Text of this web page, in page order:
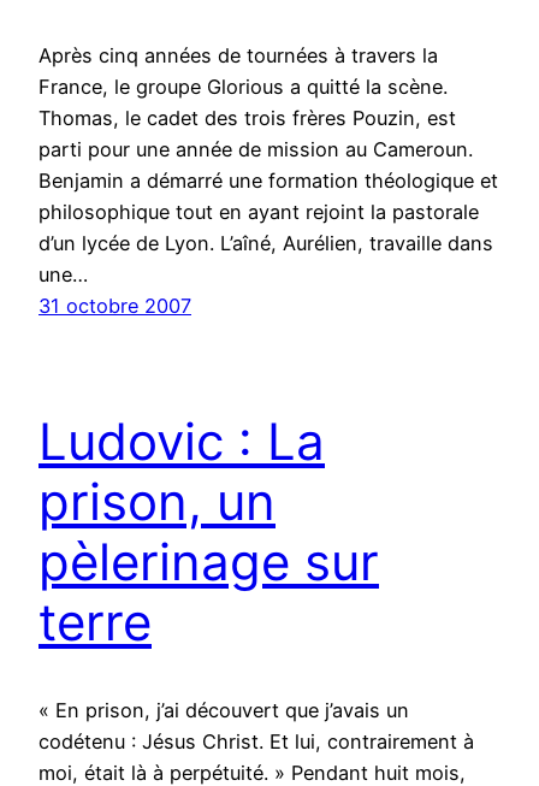
Après cinq années de tournées à travers la
France, le groupe Glorious a quitté la scène.
Thomas, le cadet des trois frères Pouzin, est
parti pour une année de mission au Cameroun.
Benjamin a démarré une formation théologique et
philosophique tout en ayant rejoint la pastorale
d’un lycée de Lyon. L’aîné, Aurélien, travaille dans
une…
31 octobre 2007
Ludovic : La
prison, un
pèlerinage sur
terre
« En prison, j’ai découvert que j’avais un
codétenu : Jésus Christ. Et lui, contrairement à
moi, était là à perpétuité. » Pendant huit mois,